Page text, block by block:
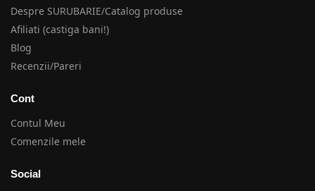
Despre SURUBARIE/Catalog produse
Afiliati (castiga bani!)
Blog
Recenzii/Pareri
Cont
Contul Meu
Comenzile mele
Social